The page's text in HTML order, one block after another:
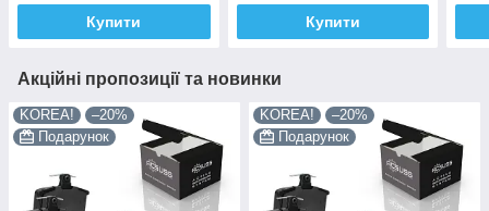
Купити Купити
Акційні пропозиції та новинки
KOREA!
–20%
Подарунок
KOREA!
–20%
Подарунок